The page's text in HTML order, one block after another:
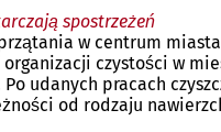
spostrzeżeń
w centrum
czystości w
udanych pracach
od rodzaju